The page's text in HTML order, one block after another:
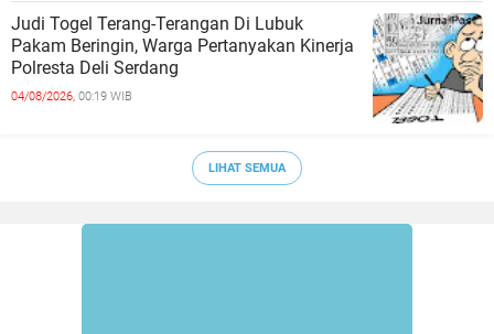
Judi Togel Terang-Terangan Di Lubuk
Pakam Beringin, Warga Pertanyakan Kinerja
Polresta Deli Serdang
04/08/2026, 00:19 WIB
LIHAT SEMUA